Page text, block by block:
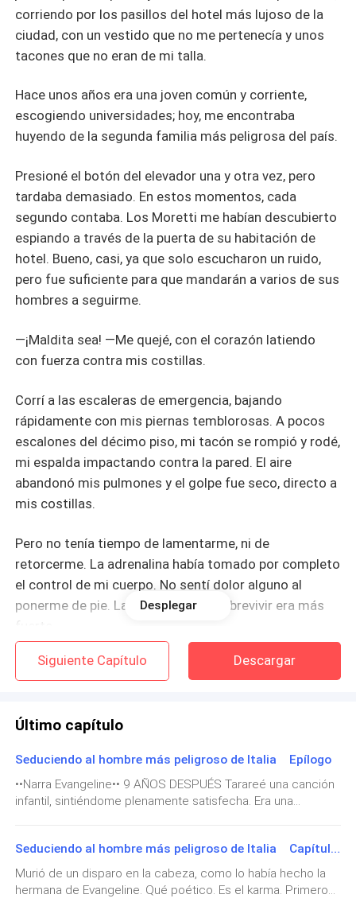
corriendo por los pasillos del hotel más lujoso de la
ciudad, con un vestido que no me pertenecía y unos
tacones que no eran de mi talla.
Hace unos años era una joven común y corriente,
escogiendo universidades; hoy, me encontraba
huyendo de la segunda familia más peligrosa del país.
Presioné el botón del elevador una y otra vez, pero
tardaba demasiado. En estos momentos, cada
segundo contaba. Los Moretti me habían descubierto
espiando a través de la puerta de su habitación de
hotel. Bueno, casi, ya que solo escucharon un ruido,
pero fue suficiente para que mandarán a varios de sus
hombres a seguirme.
—¡Maldita sea! —Me quejé, con el corazón latiendo
con fuerza contra mis costillas.
Corrí a las escaleras de emergencia, bajando
rápidamente con mis piernas temblorosas. A pocos
escalones del décimo piso, mi tacón se rompió y rodé,
mi espalda impactando contra la pared. El aire
abandonó mis pulmones y el golpe fue seco, directo a
mis costillas.
Pero no tenía tiempo de lamentarme, ni de
retorcerme. La adrenalina había tomado por completo
el control de mi cuerpo. No sentí dolor alguno al
ponerme de pie. La necesidad de sobrevivir era más
fuerte.
Estaba tan cerca de vengar a mi familia.
sino por la conversación que escuché. Existía una
familia en el caso de mi padre.
Después de tanto sacrificio, de tantas lágrimas, por
que la grabación estaba bajo el poder de Cipriano
Grimaldi. Y si alguien daba más miedo que los Moretti,
era ese hombre.
Desplegar
Siguiente Capítulo Descargar
Último capítulo
Seduciendo al hombre más peligroso de Italia Epílogo
••Narra Evangeline•• 9 AÑOS DESPUÉS Tarareé una canción
infantil, sintiéndome plenamente satisfecha. Era una
dormir. El sol de la tarde se filtraba a través de los grandes
ventanales de la sala de juegos. El aroma a pintura y papel
nuevo llenaba el aire. La mansión, construida desde cero,
era un lugar de luz y vida, muy distinto a la oscura fortaleza
Seduciendo al hombre más peligroso de Italia Capítulo 199: Podemos iniciar de cero
Murió de un disparo en la cabeza, como lo había hecho la
hermana de Evangeline. Qué poético. Es el karma. Primero